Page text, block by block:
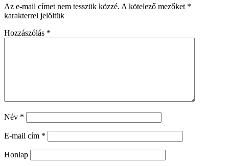
Az e-mail címet nem tesszük közzé. A kötelező mezőket *
karakterrel jelöltük
Hozzászólás *
Név *
E-mail cím *
Honlap